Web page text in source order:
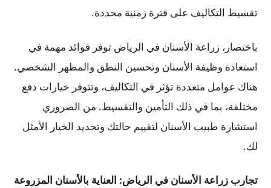
تقسيط التكاليف على فترة زمنية محددة.
باختصار، زراعة الأسنان في الرياض توفر فوائد مهمة في
استعادة وظيفة الأسنان وتحسين النطق والمظهر الشخصي.
هناك عوامل متعددة تؤثر في التكاليف، وتتوفر خيارات دفع
مختلفة، بما في ذلك التأمين والتقسيط. من الضروري
استشارة طبيب الأسنان لتقييم حالتك وتحديد الخيار الأمثل
لك.
تجارب زراعة الأسنان في الرياض: العناية بالأسنان المزروعة